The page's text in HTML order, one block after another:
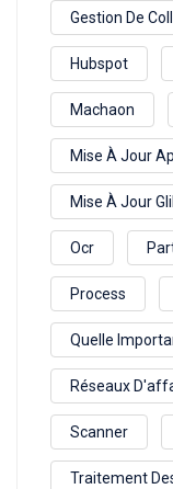
Gestion De
Hubspot
Machaon
Mise À Jour
Mise À Jour
Ocr
Process
Quelle
Réseaux
Scanner
Traitement